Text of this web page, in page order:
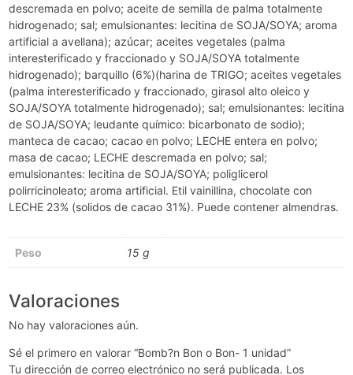
descremada en polvo; aceite de semilla de palma totalmente
hidrogenado; sal; emulsionantes: lecitina de SOJA/SOYA; aroma
artificial a avellana); azúcar; aceites vegetales (palma
interesterificado y fraccionado y SOJA/SOYA totalmente
hidrogenado); barquillo (6%)(harina de TRIGO; aceites vegetales
(palma interesterificado y fraccionado, girasol alto oleico y
SOJA/SOYA totalmente hidrogenado); sal; emulsionantes: lecitina
de SOJA/SOYA; leudante químico: bicarbonato de sodio);
manteca de cacao; cacao en polvo; LECHE entera en polvo;
masa de cacao; LECHE descremada en polvo; sal;
emulsionantes: lecitina de SOJA/SOYA; poliglicerol
polirricinoleato; aroma artificial. Etil vainillina, chocolate con
LECHE 23% (solidos de cacao 31%). Puede contener almendras.
Peso 15 g
Valoraciones
No hay valoraciones aún.
Sé el primero en valorar “Bomb?n Bon o Bon- 1 unidad”
Tu dirección de correo electrónico no será publicada. Los